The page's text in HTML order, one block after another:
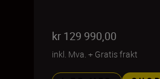
kr 129 990,00
inkl. Mva. + Gratis frakt